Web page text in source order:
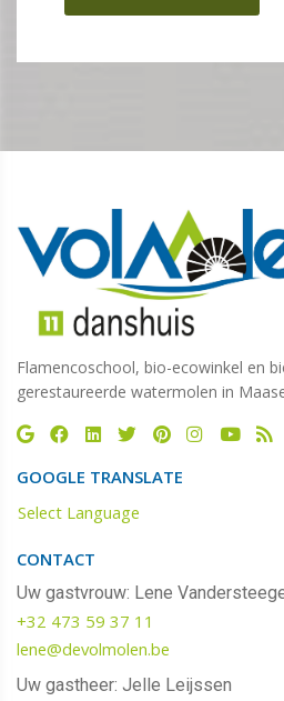
Flamencoschool, bio-ecowinkel en
gerestaureerde watermolen in
GOOGLE TRANSLATE
Select Language
CONTACT
Uw gastvrouw: Lene
+32 473 59 37 11
lene@devolmolen.be
Uw gastheer: Jelle Leijssen